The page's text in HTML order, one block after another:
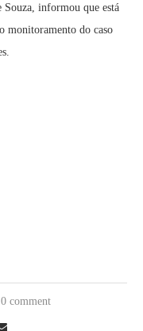
Souza, informou que está
monitoramento do caso
0 comment